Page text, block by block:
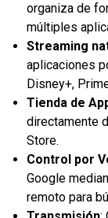
organiza de
múltiples
Streaming
aplicaciones
Disney+,
Tienda de
directamente
Store.
Control por
Google
remoto para